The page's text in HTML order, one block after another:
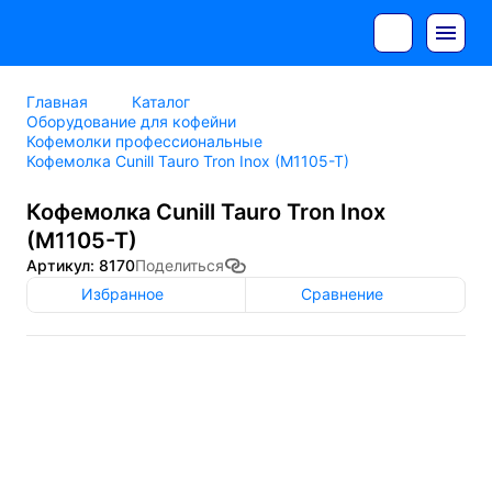
Главная
Каталог
Оборудование для кофейни
Кофемолки профессиональные
Кофемолка Cunill Tauro Tron Inox (M1105-T)
Кофемолка Cunill Tauro Tron Inox
(M1105-T)
Артикул: 8170Поделиться
Избранное
Сравнение